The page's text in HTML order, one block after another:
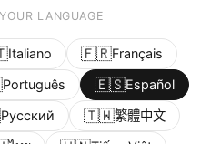
LANGUAGE
Italiano 🇫🇷Français
Português 🇪🇸Español
Русский 🇹🇼繁體中文